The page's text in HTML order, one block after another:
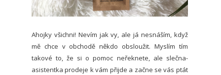
Ahojky všichni! Nevím jak vy, ale já nesnáším, když
mě chce v obchodě někdo obsloužit. Myslím tím
takové to, že si o pomoc neřeknete, ale slečna-
asistentka prodeje k vám přijde a začne se vás ptát